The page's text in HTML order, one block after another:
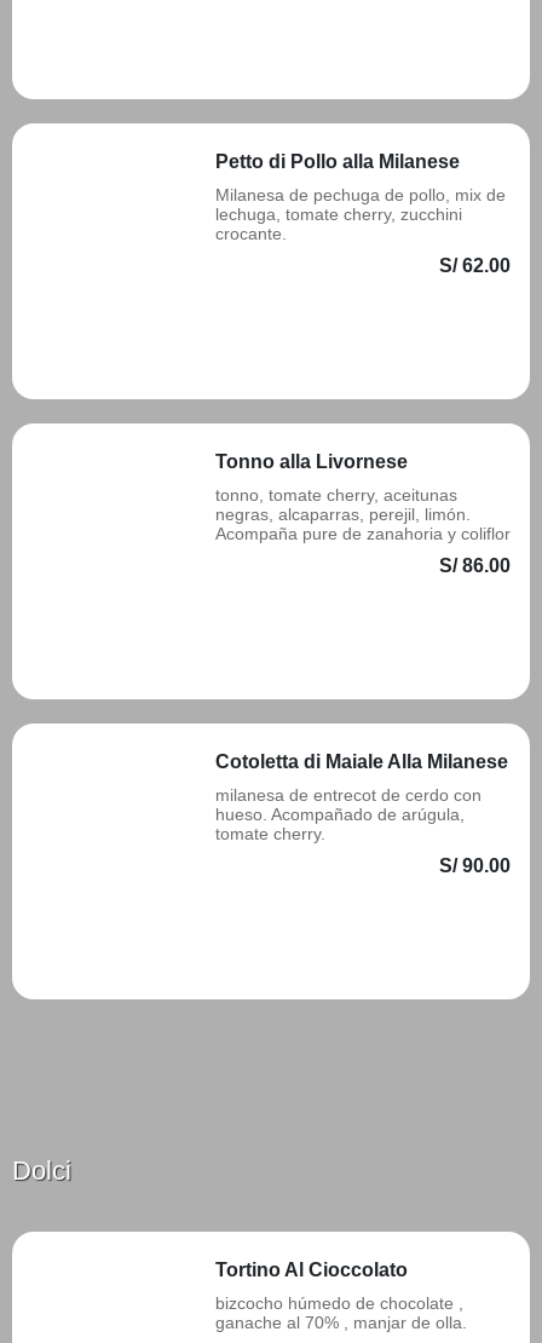
Petto di Pollo alla Milanese
Milanesa de pechuga de pollo, mix de
lechuga, tomate cherry, zucchini
crocante.
S/ 62.00
Tonno alla Livornese
tonno, tomate cherry, aceitunas
negras, alcaparras, perejil, limón.
Acompaña pure de zanahoria y coliflor
S/ 86.00
Cotoletta di Maiale Alla Milanese
milanesa de entrecot de cerdo con
hueso. Acompañado de arúgula,
tomate cherry.
S/ 90.00
Dolci
Tortino Al Cioccolato
bizcocho húmedo de chocolate ,
ganache al 70% , manjar de olla.